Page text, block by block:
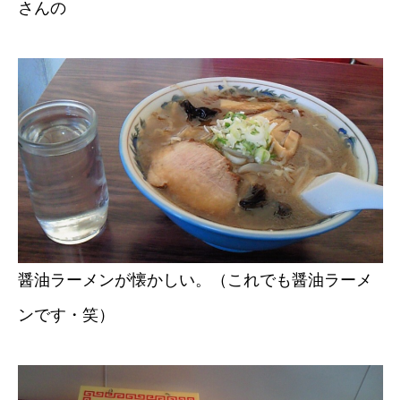
さんの
醤油ラーメンが懐かしい。（これでも醤油ラーメ
ンです・笑）